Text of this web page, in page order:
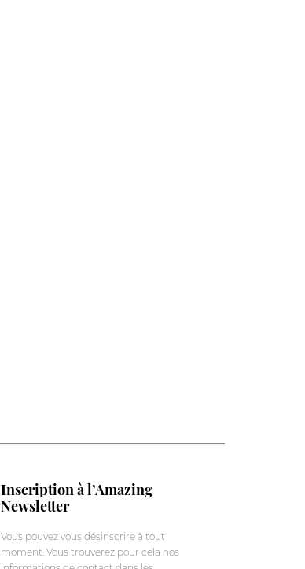
Inscription à l’Amazing
Newsletter
Vous pouvez vous désinscrire à tout
moment. Vous trouverez pour cela nos